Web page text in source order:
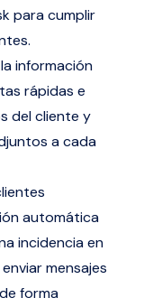
para cumplir
información
rápidas e
del cliente y
a cada
automática
incidencia en
mensajes
forma